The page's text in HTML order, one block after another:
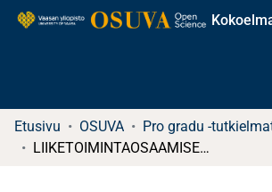
Etusivu OSUVA
LIIKETOIMINTAOSAAMISEN SUOJAAMINEN ALIHANKINTASUHTEESSA: Salassapidon ja kilpailukiellon välimaastossa